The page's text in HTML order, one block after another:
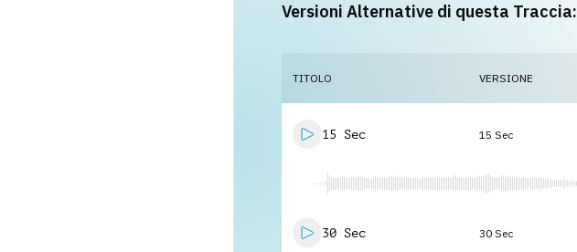
Versioni Alternative di questa Traccia:
TITOLO VERSIONE
15 Sec 15 Sec
30 Sec 30 Sec